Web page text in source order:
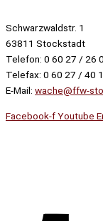
Schwarzwaldstr. 1
63811 Stockstadt
Telefon: 0 60 27 / 26
Telefax: 0 60 27 / 40
E-Mail: wache@ffw-
Facebook-fYoutube